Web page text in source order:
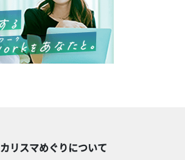
カリスマめぐりについて